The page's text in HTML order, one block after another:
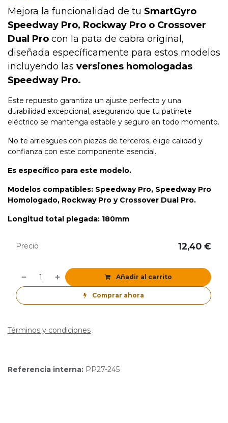
Mejora la funcionalidad de tu SmartGyro
Speedway Pro, Rockway Pro o Crossover
Dual Pro con la pata de cabra original,
diseñada específicamente para estos modelos
incluyendo las versiones homologadas
Speedway Pro.
Este repuesto garantiza un ajuste perfecto y una
durabilidad excepcional, asegurando que tu patinete
eléctrico se mantenga estable y seguro en todo momento.
No te arriesgues con piezas de terceros, elige calidad y
confianza con este componente esencial.
Es específico para este modelo.
Modelos compatibles: Speedway Pro, Speedway Pro
Homologado, Rockway Pro y Crossover Dual Pro.
Longitud total plegada: 180mm
Añadir al carrito
Comprar ahora
Precio 12,40 €
Términos y condiciones
Referencia interna: PP27-245